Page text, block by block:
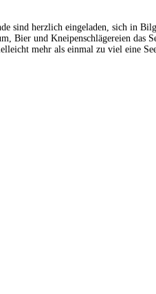
sind herzlich eingeladen, sich in
Bier und Kneipenschlägereien das
mehr als einmal zu viel eine